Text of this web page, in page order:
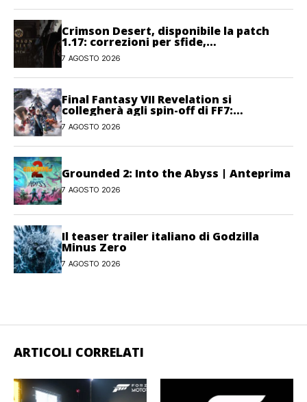
Crimson Desert, disponibile la patch
1.17: correzioni per sfide,
combattimento e interfaccia
7 AGOSTO 2026
Final Fantasy VII Revelation si
collegherà agli spin-off di FF7:
Hamaguchi non si pone limiti
7 AGOSTO 2026
Grounded 2: Into the Abyss | Anteprima
7 AGOSTO 2026
Il teaser trailer italiano di Godzilla
Minus Zero
7 AGOSTO 2026
ARTICOLI CORRELATI